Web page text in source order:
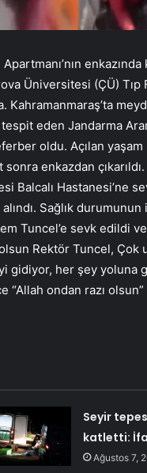
Üniversitesi (ÇÜ) Tıp
Kahramanmaraş’ta
eden Jandarma
oldu. Açılan
enkazdan
Balcalı Hastanesi’ne
Sağlık
Tuncel’e sevk edildi
Rektör Tuncel, Çok
gidiyor, her şey yoluna
“Allah ondan razı
Seyir
katletti:
Ağustos 7,